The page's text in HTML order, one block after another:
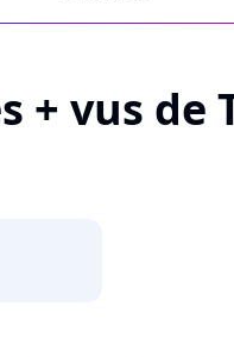
+ vus de